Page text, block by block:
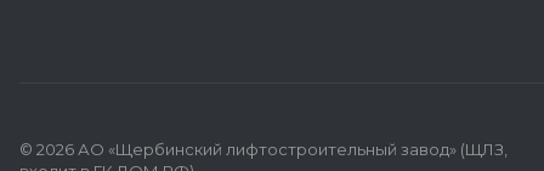
© 2026 АО «Щербинский лифтостроительный завод» (ЩЛЗ,